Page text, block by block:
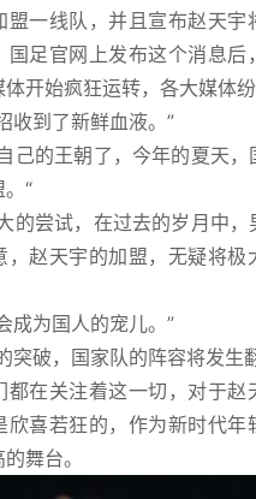
盟一线队，并且宣布赵天宇
国足官网上发布这个消息后
开始疯狂运转，各大媒体纷
收到了新鲜血液。”
己的王朝了，今年的夏天，
“
的尝试，在过去的岁月中
，赵天宇的加盟，无疑将极
成为国人的宠儿。”
突破，国家队的阵容将发生
都在关注着这一切，对于赵
欣喜若狂的，作为新时代年
舞台。